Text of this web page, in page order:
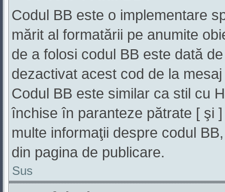
Codul BB este o implementare
mărit al formatării pe anumite
de a folosi codul BB este dată
dezactivat acest cod de la
Codul BB este similar ca stil cu
închise în paranteze pătrate [ şi
multe informaţii despre codul
din pagina de publicare.
Sus